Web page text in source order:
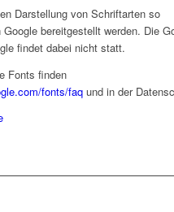
Darstellung von Schriftarten so
bereitgestellt werden. Die
findet dabei nicht statt.
Fonts finden
fonts/faq und in der